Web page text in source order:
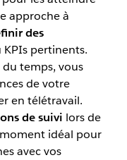
approche à
des
pertinents.
temps, vous
de votre
en télétravail.
de suivi lors de
moment idéal pour
avec vos